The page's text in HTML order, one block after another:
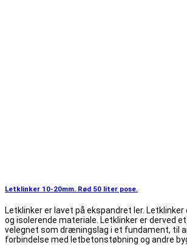
Letklinker 10-20mm. Rød 50 liter pose.
Letklinker er lavet på ekspandret ler. Letklinker
og isolerende materiale. Letklinker er derved
velegnet som dræningslag i et fundament, til
forbindelse med letbetonstøbning og andre